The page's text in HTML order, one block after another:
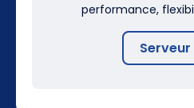
performance,
Serveur